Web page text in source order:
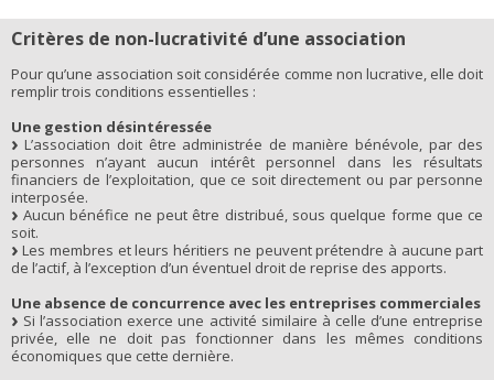
Critères de non-lucrativité d’une association
Pour qu’une association soit considérée comme non lucrative, elle doit
remplir trois conditions essentielles :
Une gestion désintéressée
L’association doit être administrée de manière bénévole, par des
personnes n’ayant aucun intérêt personnel dans les résultats
financiers de l’exploitation, que ce soit directement ou par personne
interposée.
Aucun bénéfice ne peut être distribué, sous quelque forme que ce
soit.
Les membres et leurs héritiers ne peuvent prétendre à aucune part
de l’actif, à l’exception d’un éventuel droit de reprise des apports.
Une absence de concurrence avec les entreprises commerciales
Si l’association exerce une activité similaire à celle d’une entreprise
privée, elle ne doit pas fonctionner dans les mêmes conditions
économiques que cette dernière.